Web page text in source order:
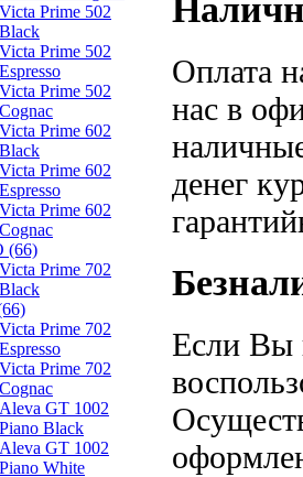
Victa Prime 502
Black
Victa Prime 502
Espresso
Victa Prime 502
Cognac
Victa Prime 602
Black
Victa Prime 602
Espresso
Victa Prime 602
Cognac
(66)
Victa Prime 702
Black
Victa Prime 702
Espresso
Victa Prime 702
Cognac
Aleva GT 1002
Piano Black
Aleva GT 1002
Piano White
Оплата
нас в
денег
Если Вы